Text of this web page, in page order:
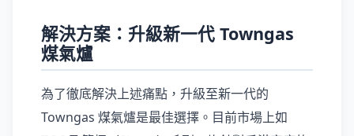
解決方案：升級新一代 Towngas
煤氣爐
為了徹底解決上述痛點，升級至新一代的
Towngas 煤氣爐是最佳選擇。目前市場上如